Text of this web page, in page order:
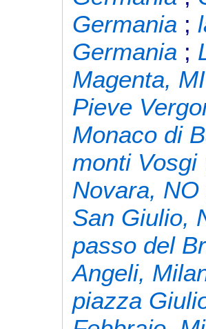
Germania ;
Germania ;
Magenta, MI
Pieve
Monaco di
monti Vosgi
Novara, NO
San Giulio,
passo del
Angeli,
piazza